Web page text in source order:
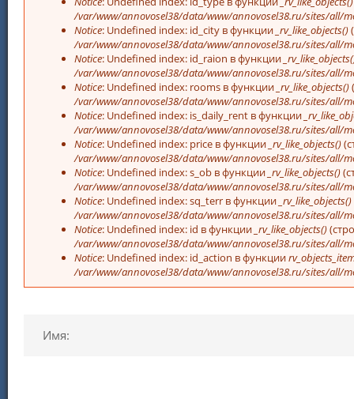
/var/www/annovosel38/data/www/annovosel38.ru/sites/all/
Notice: Undefined index: id_city в функции _rv_like_objects()
/var/www/annovosel38/data/www/annovosel38.ru/sites/all/
Notice: Undefined index: id_raion в функции
/var/www/annovosel38/data/www/annovosel38.ru/sites/all/
Notice: Undefined index: rooms в функции _rv_like_objects()
/var/www/annovosel38/data/www/annovosel38.ru/sites/all/
Notice: Undefined index: is_daily_rent в функции
/var/www/annovosel38/data/www/annovosel38.ru/sites/all/
Notice: Undefined index: price в функции _rv_like_objects()
/var/www/annovosel38/data/www/annovosel38.ru/sites/all/
Notice: Undefined index: s_ob в функции _rv_like_objects()
/var/www/annovosel38/data/www/annovosel38.ru/sites/all/
Notice: Undefined index: sq_terr в функции _rv_like_objects()
/var/www/annovosel38/data/www/annovosel38.ru/sites/all/
Notice: Undefined index: id в функции _rv_like_objects()
/var/www/annovosel38/data/www/annovosel38.ru/sites/all/
Notice: Undefined index: id_action в функции
/var/www/annovosel38/data/www/annovosel38.ru/sites/all/
Имя: